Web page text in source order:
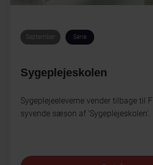
September Serie
Sygeplejeskolen
Sygeplejeeleverne vender tilbage til
syvende sæson af 'Sygeplejeskolen'.